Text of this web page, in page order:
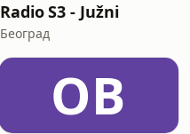
Radio S3 - Južni
Београд
OB